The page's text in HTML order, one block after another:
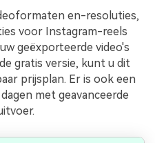
en-resoluties,
voor Instagram-reels
geëxporteerde video's
gratis versie, kunt u dit
prijsplan. Er is ook een
met geavanceerde